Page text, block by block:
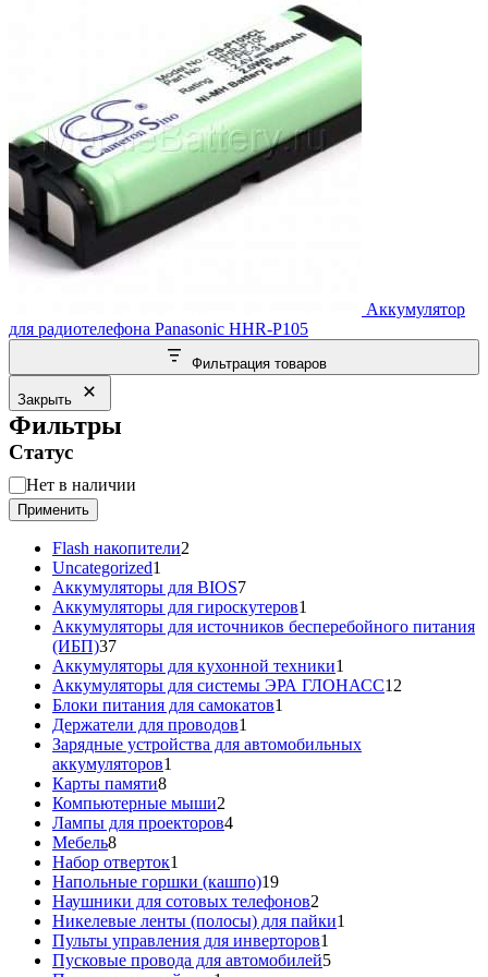
Аккумулятор
для радиотелефона Panasonic HHR-P105
Фильтрация товаров
Закрыть
Фильтры
Статус
Статус
Нет в наличии
Применить
Flash накопители2
Uncategorized1
товар
Аккумуляторы для BIOS77
товаров
Аккумуляторы для гироскутеров1
товар
Аккумуляторы для источников бесперебойного питания
(ИБП)3737
товаров
Аккумуляторы для кухонной техники1
товар
Аккумуляторы для системы ЭРА ГЛОНАСС12
Блоки питания для самокатов1
Держатели для проводов1
товар
Зарядные устройства для автомобильных
аккумуляторов1
Карты памяти88
товаров
Компьютерные мыши2
товара
Лампы для проекторов44
Мебель88
товаров
Набор отверток1
товар
Напольные горшки (кашпо)1919
товаров
Наушники для сотовых телефонов2
товара
Никелевые ленты (полосы) для пайки1
Пульты управления для инверторов1
товар
Пусковые провода для автомобилей55